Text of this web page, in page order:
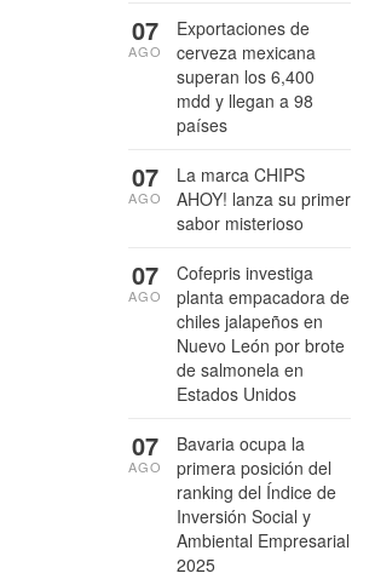
Exportaciones de
cerveza mexicana
superan los 6,400
mdd y llegan a 98
países
07
AGO
La marca CHIPS
AHOY! lanza su primer
sabor misterioso
07
AGO
Cofepris investiga
planta empacadora de
chiles jalapeños en
Nuevo León por brote
de salmonela en
Estados Unidos
07
AGO
Bavaria ocupa la
primera posición del
ranking del Índice de
Inversión Social y
Ambiental Empresarial
2025
07
AGO